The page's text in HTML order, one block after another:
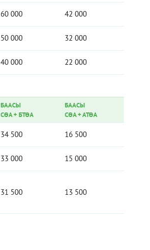
60 000 42 000
50 000 32 000
40 000 22 000
БААСЫ
СӨА+БТӨА
БААСЫ
СӨА+АТӨА
34 500 16 500
33 000 15 000
31 500 13 500